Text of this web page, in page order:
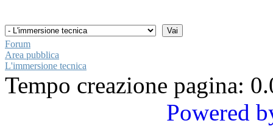
Forum
Area pubblica
L'immersione tecnica
Tempo creazione pagina:
Powered